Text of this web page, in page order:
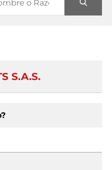
S.A.S.